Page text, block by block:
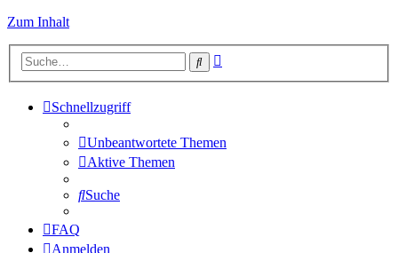
Zum Inhalt
Suche
Schnellzugriff
Unbeantwortete Themen
Aktive Themen
Suche
FAQ
Anmelden